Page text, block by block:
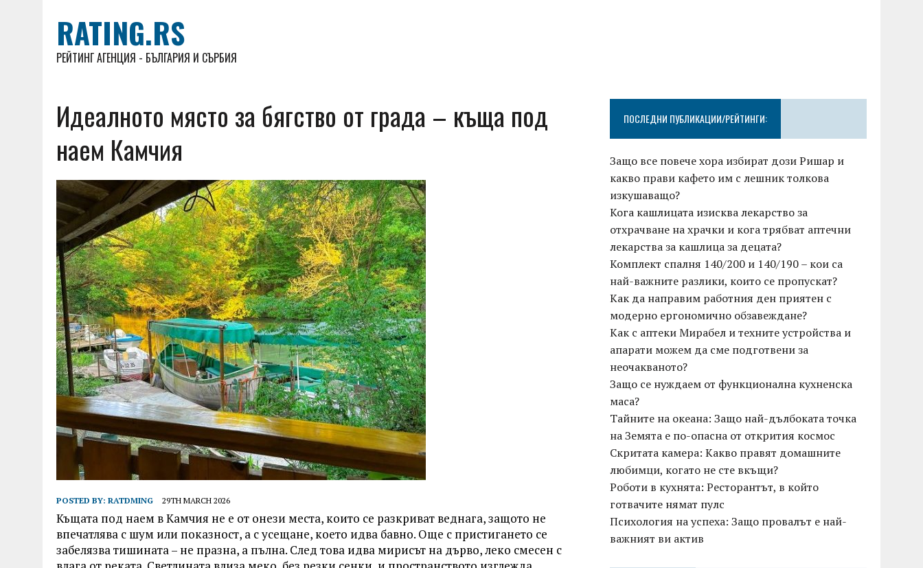
RATING.RS
РЕЙТИНГ АГЕНЦИЯ - БЪЛГАРИЯ И СЪРБИЯ
Идеалното място за бягство от града – къща под
наем Камчия
POSTED BY: RATDMING 29TH MARCH 2026
Къщата под наем в Камчия не е от онези места, които се разкриват веднага, защото не
впечатлява с шум или показност, а с усещане, което идва бавно. Още с пристигането се
забелязва тишината – не празна, а пълна. След това идва мирисът на дърво, леко смесен с
ПОСЛЕДНИ ПУБЛИКАЦИИ/РЕЙТИНГИ:
Защо все повече хора избират дози Ришар и
какво прави кафето им с лешник толкова
изкушаващо?
Кога кашлицата изисква лекарство за
отхрачване на храчки и кога трябват аптечни
лекарства за кашлица за децата?
Комплект спалня 140/200 и 140/190 – кои са
най-важните разлики, които се пропускат?
Как да направим работния ден приятен с
модерно ергономично обзавеждане?
Как с аптеки Мирабел и техните устройства и
апарати можем да сме подготвени за
неочакваното?
Защо се нуждаем от функционална кухненска
маса?
Тайните на океана: Защо най-дълбоката точка
на Земята е по-опасна от открития космос
Скритата камера: Какво правят домашните
любимци, когато не сте вкъщи?
Роботи в кухнята: Ресторантът, в който
готвачите нямат пулс
Психология на успеха: Защо провалът е най-
важният ви актив